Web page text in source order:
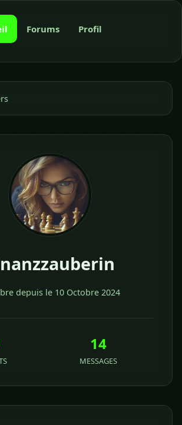
Forums Profil
depuis le 10 Octobre 2024
14
MESSAGES